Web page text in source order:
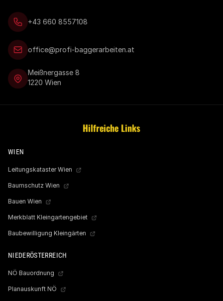
+43 660 8557108
office@profi-baggerarbeiten.at
Meißnergasse 8
1220 Wien
Hilfreiche Links
WIEN
Leitungskataster Wien
Baumschutz Wien
Bauen Wien
Merkblatt Kleingartengebiet
Baubewilligung Kleingärten
NIEDERÖSTERREICH
NÖ Bauordnung
Planauskunft NÖ